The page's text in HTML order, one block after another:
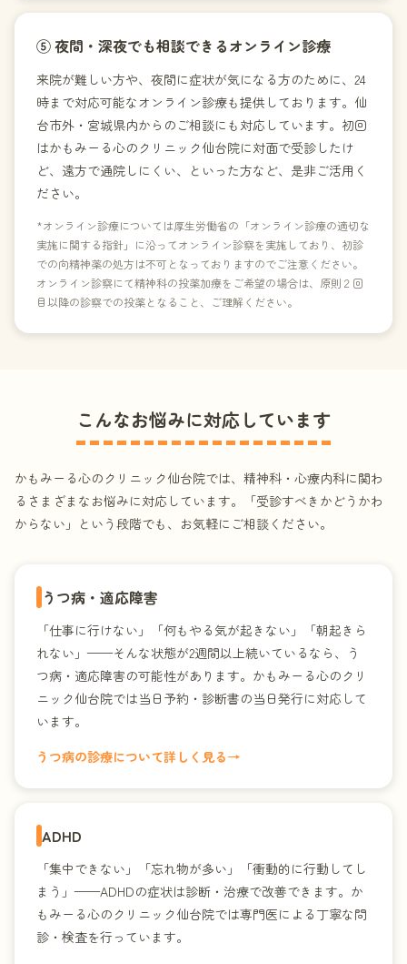
⑤ 夜間・深夜でも相談できるオンライン診療
来院が難しい方や、夜間に症状が気になる方のために、24
時まで対応可能なオンライン診療も提供しております。仙
台市外・宮城県内からのご相談にも対応しています。初回
はかもみーる心のクリニック仙台院に対面で受診したけ
ど、遠方で通院しにくい、といった方など、是非ご活用く
ださい。
*オンライン診療については厚生労働省の「オンライン診療の適切な
実施に関する指針」に沿ってオンライン診察を実施しており、初診
での向精神薬の処方は不可となっておりますのでご注意ください。
オンライン診察にて精神科の投薬加療をご希望の場合は、原則２回
目以降の診察での投薬となること、ご理解ください。
こんなお悩みに対応しています
かもみーる心のクリニック仙台院では、精神科・心療内科に関わ
るさまざまなお悩みに対応しています。「受診すべきかどうかわ
からない」という段階でも、お気軽にご相談ください。
うつ病・適応障害
「仕事に行けない」「何もやる気が起きない」「朝起きら
れない」——そんな状態が2週間以上続いているなら、う
つ病・適応障害の可能性があります。かもみーる心のクリ
ニック仙台院では当日予約・診断書の当日発行に対応して
います。
うつ病の診療について詳しく見る→
ADHD
「集中できない」「忘れ物が多い」「衝動的に行動してし
まう」——ADHDの症状は診断・治療で改善できます。か
もみーる心のクリニック仙台院では専門医による丁寧な問
診・検査を行っています。